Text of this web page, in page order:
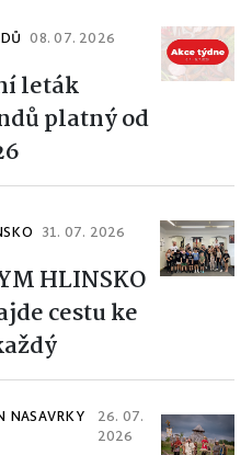
08. 07. 2026
leták
platný od
31. 07. 2026
HLINSKO
cestu ke
NASAVRKY
26. 07.
2026